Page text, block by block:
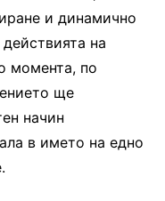
и динамично
на
момента, по
ще
начин
в името на едно